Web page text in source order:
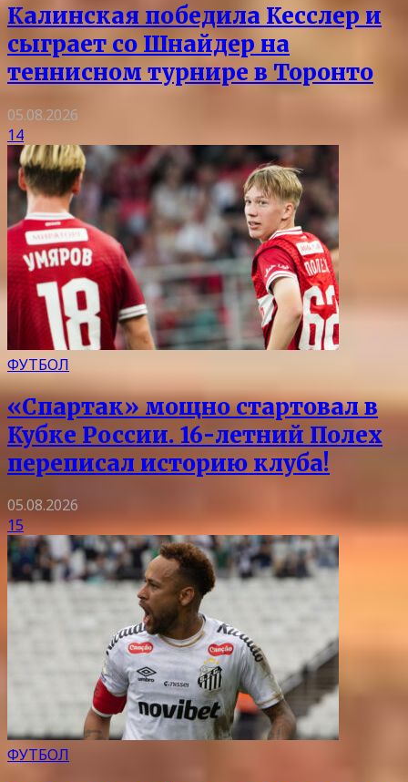
Калинская победила Кесслер и
сыграет со Шнайдер на
теннисном турнире в Торонто
05.08.2026
14
ФУТБОЛ
«Спартак» мощно стартовал в
Кубке России. 16-летний Полех
переписал историю клуба!
05.08.2026
15
ФУТБОЛ